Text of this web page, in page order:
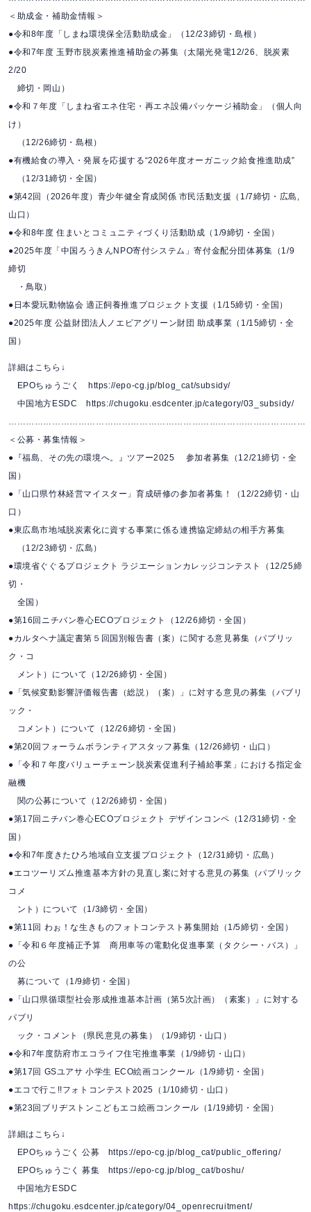
＜助成金・補助金情報＞
●令和8年度「しまね環境保全活動助成金」（12/23締切・島根）
●令和7年度 玉野市脱炭素推進補助金の募集（太陽光発電12/26、脱炭素
2/20
締切・岡山）
●令和７年度「しまね省エネ住宅・再エネ設備パッケージ補助金」（個人向
け）
（12/26締切・島根）
●有機給食の導入・発展を応援する“2026年度オーガニック給食推進助成”
（12/31締切・全国）
●第42回（2026年度）青少年健全育成関係 市民活動支援（1/7締切・広島,
山口）
●令和8年度 住まいとコミュニティづくり活動助成（1/9締切・全国）
●2025年度「中国ろうきんNPO寄付システム」寄付金配分団体募集（1/9
締切
・鳥取）
●日本愛玩動物協会 適正飼養推進プロジェクト支援（1/15締切・全国）
●2025年度 公益財団法人ノエビアグリーン財団 助成事業（1/15締切・全
国）
詳細はこちら↓
EPOちゅうごく https://epo-cg.jp/blog_cat/subsidy/
中国地方ESDC https://chugoku.esdcenter.jp/category/03_subsidy/
…………………………………………………………………………………………
＜公募・募集情報＞
●『福島、その先の環境へ。』ツアー2025 参加者募集（12/21締切・全
国）
●「山口県竹林経営マイスター」育成研修の参加者募集！（12/22締切・山
口）
●東広島市地域脱炭素化に資する事業に係る連携協定締結の相手方募集
（12/23締切・広島）
●環境省ぐぐるプロジェクト ラジエーションカレッジコンテスト（12/25締
切・
全国）
●第16回ニチバン巻心ECOプロジェクト（12/26締切・全国）
●カルタヘナ議定書第５回国別報告書（案）に関する意見募集（パブリッ
ク・コ
メント）について（12/26締切・全国）
●「気候変動影響評価報告書（総説）（案）」に対する意見の募集（パブリ
ック・
コメント）について（12/26締切・全国）
●第20回フォーラムボランティアスタッフ募集（12/26締切・山口）
●「令和７年度バリューチェーン脱炭素促進利子補給事業」における指定金
融機
関の公募について（12/26締切・全国）
●第17回ニチバン巻心ECOプロジェクト デザインコンペ（12/31締切・全
国）
●令和7年度きたひろ地域自立支援プロジェクト（12/31締切・広島）
●エコツーリズム推進基本方針の見直し案に対する意見の募集（パブリック
コメ
ント）について（1/3締切・全国）
●第11回 わぉ！な生きものフォトコンテスト募集開始（1/5締切・全国）
●「令和６年度補正予算 商用車等の電動化促進事業（タクシー・バス）」
の公
募について（1/9締切・全国）
●「山口県循環型社会形成推進基本計画（第5次計画）（素案）」に対する
パブリ
ック・コメント（県民意見の募集）（1/9締切・山口）
●令和7年度防府市エコライフ住宅推進事業（1/9締切・山口）
●第17回 GSユアサ 小学生 ECO絵画コンクール（1/9締切・全国）
●エコで行こ!!フォトコンテスト2025（1/10締切・山口）
●第23回ブリヂストンこどもエコ絵画コンクール（1/19締切・全国）
詳細はこちら↓
EPOちゅうごく 公募 https://epo-cg.jp/blog_cat/public_offering/
EPOちゅうごく 募集 https://epo-cg.jp/blog_cat/boshu/
中国地方ESDC
https://chugoku.esdcenter.jp/category/04_openrecruitment/